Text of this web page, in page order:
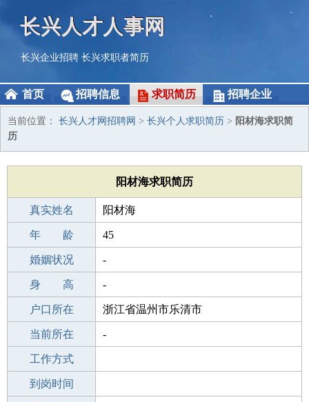
长兴人才人事网
长兴企业招聘 长兴求职者简历
首页 招聘信息 求职简历 招聘企业
当前位置： 长兴人才网招聘网 > 长兴个人求职简历 > 阳材海求职简
历
阳材海求职简历
真实姓名 阳材海
性 别 男
年 龄 45
出生年月 1981-05-01
婚姻状况 -
学 历 职校/技校
身 高 -
毕业学校 职校/技校
户口所在 浙江省温州市乐清市
所学专业 -
当前所在 -
工作经验
工作方式
驾 照
到岗时间